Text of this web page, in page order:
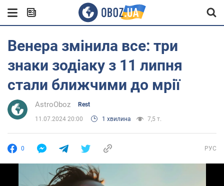
Венера змінила все: три
знаки зодіаку з 11 липня
стали ближчими до мрії
AstroOboz Rest
11.07.2024 20:00 1 хвилина 7,5 т.
0 РУС